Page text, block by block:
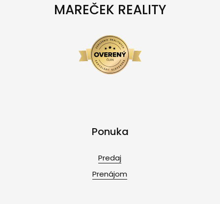
MAREČEK REALITY
Ponuka
Predaj
Prenájom